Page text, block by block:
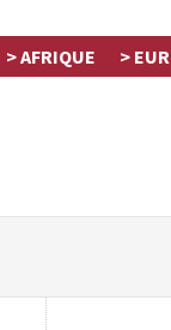
> AFRIQUE >